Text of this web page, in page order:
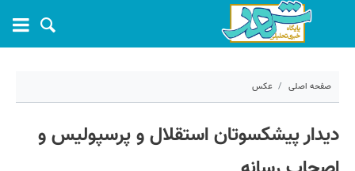
صفحه اصلی عکس
کد مطلب:
دیدار پیشکسوتان استقلال و پرسپولیس و